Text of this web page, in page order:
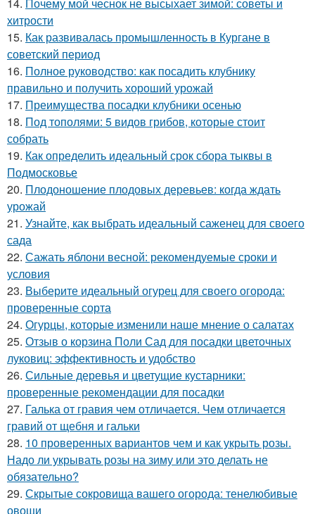
хитрости
15. Как развивалась промышленность в Кургане в
советский период
16. Полное руководство: как посадить клубнику
правильно и получить хороший урожай
17. Преимущества посадки клубники осенью
18. Под тополями: 5 видов грибов, которые стоит
собрать
19. Как определить идеальный срок сбора тыквы в
Подмосковье
20. Плодоношение плодовых деревьев: когда ждать
урожай
21. Узнайте, как выбрать идеальный саженец для своего
сада
22. Сажать яблони весной: рекомендуемые сроки и
условия
23. Выберите идеальный огурец для своего огорода:
проверенные сорта
24. Огурцы, которые изменили наше мнение о салатах
25. Отзыв о корзина Поли Сад для посадки цветочных
луковиц: эффективность и удобство
26. Сильные деревья и цветущие кустарники:
проверенные рекомендации для посадки
27. Галька от гравия чем отличается. Чем отличается
гравий от щебня и гальки
28. 10 проверенных вариантов чем и как укрыть розы.
Надо ли укрывать розы на зиму или это делать не
обязательно?
29. Скрытые сокровища вашего огорода: тенелюбивые
овощи